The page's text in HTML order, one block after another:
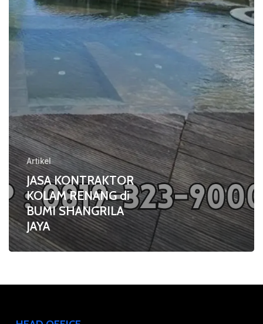
di
BUMI
SHANGRILA
Artikel
JASA KONTRAKTOR
KOLAM RENANG di
BUMI SHANGRILA
JAYA